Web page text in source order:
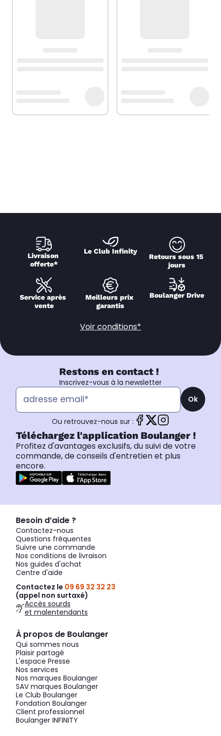
Livraison
offerte*
Le Club Infinity
Retours sous 15
jours
Service après
vente
Meilleurs prix
garantis
Boulanger Drive
Voir conditions*
Restons en contact !
Inscrivez-vous à la newsletter
Ok
Ou retrouvez-nous sur :
Téléchargez l'application Boulanger !
Profitez d'avantages exclusifs, du suivi de votre
commande, de conseils d'entretien et plus
encore.
Besoin d’aide ?
Contactez-nous
Questions fréquentes
Suivre une commande
Nos conditions de livraison
Nos guides d'achat
Centre d'aide
Contactez le 09 69 32 32 23
(appel non surtaxé)
Accès sourds
et malentendants
À propos de Boulanger
Qui sommes nous
Plaisir partagé
L'espace Presse
Nos services
Nos marques Boulanger
SAV marques Boulanger
Le Club Boulanger
Fondation Boulanger
Client professionnel
Boulanger INFINITY